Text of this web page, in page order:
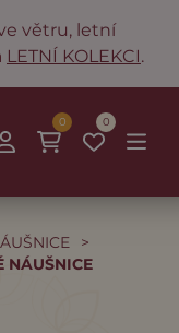
větru, letní
LETNÍ KOLEKCI.
0
0
>
NÁUŠNICE